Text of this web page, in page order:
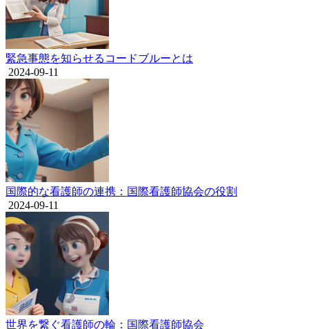
緊急事態を知らせるコードブルーとは
2024-09-11
国際的な看護師の連携：国際看護師協会の役割
2024-09-11
世界を繋ぐ看護師の輪：国際看護師協会